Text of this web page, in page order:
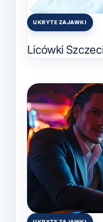
Posted
UKRYTE ZAJAWKI
Licówki